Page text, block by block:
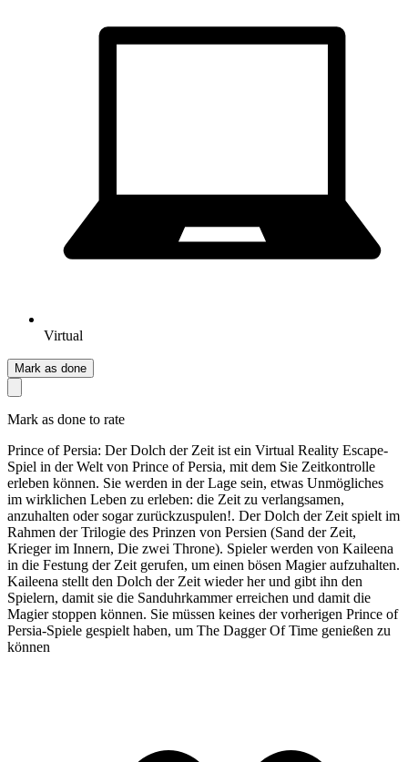
Virtual
Mark as done
Mark as done to rate
Prince of Persia: Der Dolch der Zeit ist ein Virtual Reality Escape-
Spiel in der Welt von Prince of Persia, mit dem Sie Zeitkontrolle
erleben können. Sie werden in der Lage sein, etwas Unmögliches
im wirklichen Leben zu erleben: die Zeit zu verlangsamen,
anzuhalten oder sogar zurückzuspulen!. Der Dolch der Zeit spielt im
Rahmen der Trilogie des Prinzen von Persien (Sand der Zeit,
Krieger im Innern, Die zwei Throne). Spieler werden von Kaileena
in die Festung der Zeit gerufen, um einen bösen Magier aufzuhalten.
Kaileena stellt den Dolch der Zeit wieder her und gibt ihn den
Spielern, damit sie die Sanduhrkammer erreichen und damit die
Magier stoppen können. Sie müssen keines der vorherigen Prince of
Persia-Spiele gespielt haben, um The Dagger Of Time genießen zu
können